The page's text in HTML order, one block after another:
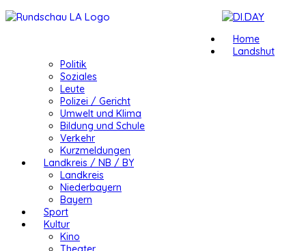
Home
Landshut
Politik
Soziales
Leute
Polizei / Gericht
Umwelt und Klima
Bildung und Schule
Verkehr
Kurzmeldungen
Landkreis / NB / BY
Landkreis
Niederbayern
Bayern
Sport
Kultur
Kino